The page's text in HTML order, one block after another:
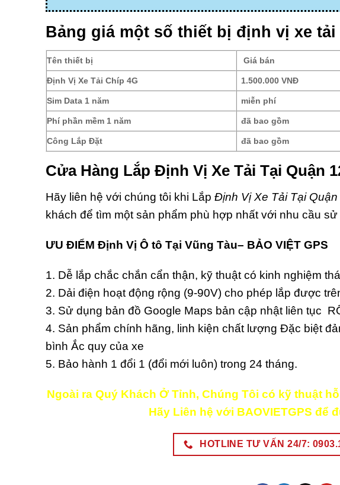
Bảng giá một số thiết bị định vị xe tải
Tên thiết bị Giá bán
Định Vị Xe Tải Chíp 4G 1.500.000 VNĐ
Sim Data 1 năm miễn phí
Phí phần mềm 1 năm đã bao gồm
Công Lắp Đặt đã bao gồm
Cửa Hàng Lắp Định Vị Xe Tải Tại Quận
Hãy liên hệ với chúng tôi khi Lắp Định Vị Xe Tải Tại Quận
khách để tìm một sản phẩm phù hợp nhất với nhu cầu
ƯU ĐIỂM Định Vị Ô tô Tại Vũng Tàu– BẢO VIỆT GPS
1. Dễ lắp chắc chắn cẩn thận, kỹ thuật có kinh nghiệm
2. Dải điện hoạt động rộng (9-90V) cho phép lắp được
3. Sử dụng bản đồ Google Maps bản cập nhật liên tục
4. Sản phẩm chính hãng, linh kiện chất lượng Đặc biệt
bình Ắc quy của xe
5. Bảo hành 1 đổi 1 (đổi mới luôn) trong 24 tháng.
Ngoài ra Quý Khách Ở Tỉnh, Chúng Tôi có kỹ thuật
Hãy Liên hệ với BAOVIETGPS để
HOTLINE TƯ VẤN 24/7: